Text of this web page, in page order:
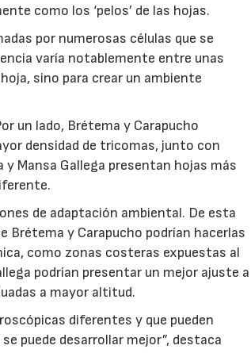
como los ‘pelos’ de las hojas.
por numerosas células que se
varía notablemente entre unas
sino para crear un ambiente
un lado, Brétema y Carapucho
densidad de tricomas, junto con
Mansa Gallega presentan hojas más
de adaptación ambiental. De esta
Brétema y Carapucho podrían hacerlas
como zonas costeras expuestas al
podrían presentar un mejor ajuste a
a mayor altitud.
diferentes y que pueden
puede desarrollar mejor”, destaca